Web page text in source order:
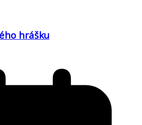
hrášku